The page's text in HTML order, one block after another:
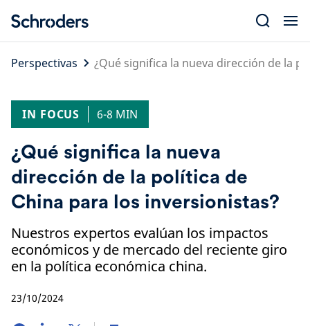
content
Perspectivas
¿Qué significa la nueva dirección de la
IN FOCUS 6-8 MIN
¿Qué significa la nueva
dirección de la política de
China para los inversionistas?
Nuestros expertos evalúan los impactos
económicos y de mercado del reciente giro
en la política económica china.
23/10/2024